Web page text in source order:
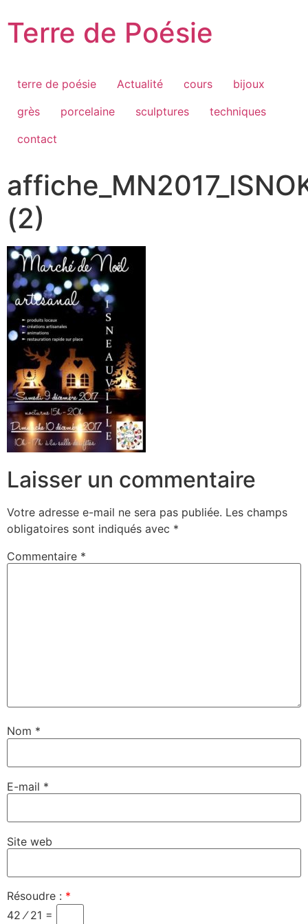
au
contenu
Terre de Poésie
terre de poésie Actualité cours
bijoux
grès
porcelaine sculptures
techniques
contact
(2)
Laisser un commentaire
Votre adresse e-mail ne sera pas publiée. Les champs
obligatoires sont indiqués avec *
Commentaire *
Nom *
E-mail *
Site web
Résoudre : *
42 ⁄ 21 =